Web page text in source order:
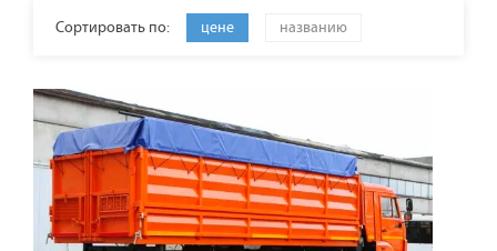
Сортировать по: цене названию